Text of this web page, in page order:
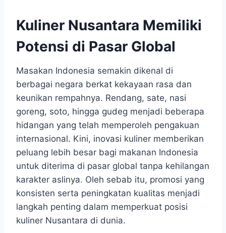
Kuliner Nusantara Memiliki
Potensi di Pasar Global
Masakan Indonesia semakin dikenal di
berbagai negara berkat kekayaan rasa dan
keunikan rempahnya. Rendang, sate, nasi
goreng, soto, hingga gudeg menjadi beberapa
hidangan yang telah memperoleh pengakuan
internasional. Kini, inovasi kuliner memberikan
peluang lebih besar bagi makanan Indonesia
untuk diterima di pasar global tanpa kehilangan
karakter aslinya. Oleh sebab itu, promosi yang
konsisten serta peningkatan kualitas menjadi
langkah penting dalam memperkuat posisi
kuliner Nusantara di dunia.